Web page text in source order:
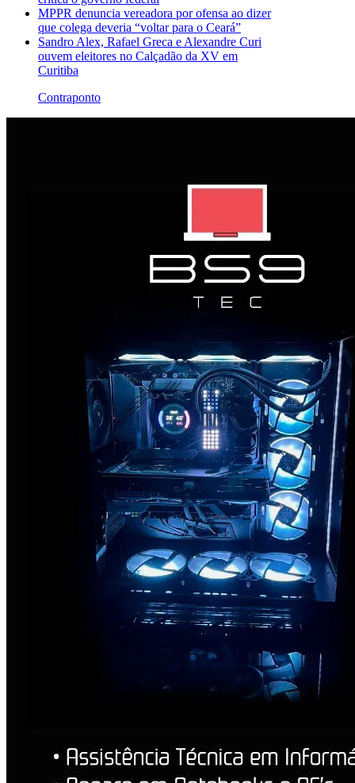
MPPR denuncia vereadora por ofensa ao dizer
que colega deveria “voltar para o Ceará”
Sandro Alex, Rafael Greca e Alexandre Curi
ouvem eleitores no Calçadão da XV em
Curitiba
Contraponto